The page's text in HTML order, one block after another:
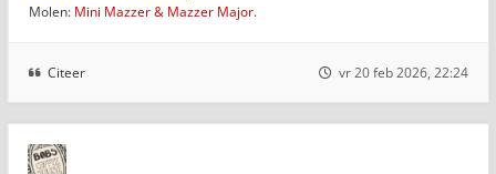
Molen: Mini Mazzer & Mazzer Major.
Citeer vr 20 feb 2026, 22:24